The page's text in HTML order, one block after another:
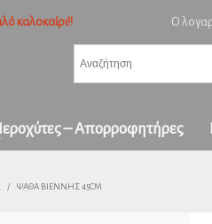
ειδών και επιβεβαίωση παραγγελίας.
επικοινωνήστε μαζί μας στο
καλοκαίρι!! Ο
– Απορροφητήρες
ΨΆΘΑ ΒΙΈΝΝΗΣ 45CM